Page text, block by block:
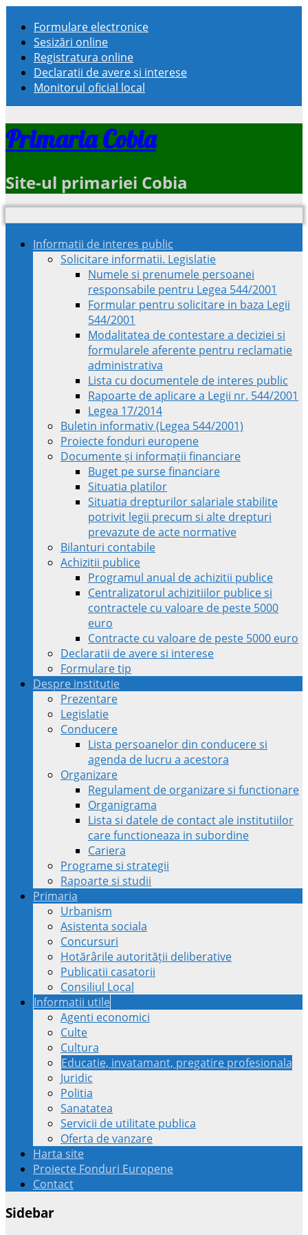
Formulare electronice
Sesizări online
Registratura online
Declaratii de avere si interese
Monitorul oficial local
Primaria Cobia
Site-ul primariei Cobia
Informatii de interes public
Solicitare informatii. Legislatie
Numele si prenumele persoanei
responsabile pentru Legea 544/2001
Formular pentru solicitare in baza Legii
544/2001
Modalitatea de contestare a deciziei si
formularele aferente pentru reclamatie
administrativa
Lista cu documentele de interes public
Rapoarte de aplicare a Legii nr. 544/2001
Legea 17/2014
Buletin informativ (Legea 544/2001)
Proiecte fonduri europene
Documente și informații financiare
Buget pe surse financiare
Situatia platilor
Situatia drepturilor salariale stabilite
potrivit legii precum si alte drepturi
prevazute de acte normative
Bilanturi contabile
Achizitii publice
Programul anual de achizitii publice
Centralizatorul achizitiilor publice si
contractele cu valoare de peste 5000
euro
Contracte cu valoare de peste 5000 euro
Declaratii de avere si interese
Formulare tip
Despre institutie
Prezentare
Legislatie
Conducere
Lista persoanelor din conducere si
agenda de lucru a acestora
Organizare
Regulament de organizare si functionare
Organigrama
Lista si datele de contact ale institutiilor
care functioneaza in subordine
Cariera
Programe si strategii
Rapoarte si studii
Primaria
Urbanism
Asistenta sociala
Concursuri
Hotărârile autorității deliberative
Publicatii casatorii
Consiliul Local
Informatii utile
Agenti economici
Culte
Cultura
Educatie, invatamant, pregatire profesionala
Juridic
Politia
Sanatatea
Servicii de utilitate publica
Oferta de vanzare
Harta site
Proiecte Fonduri Europene
Contact
Sidebar